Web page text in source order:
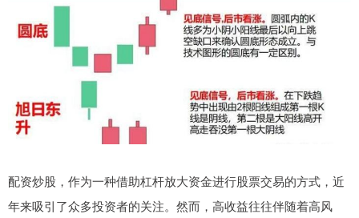
配资炒股，作为一种借助杠杆放大资金进行股票交易的方式，近
年来吸引了众多投资者的关注。然而，高收益往往伴随着高风